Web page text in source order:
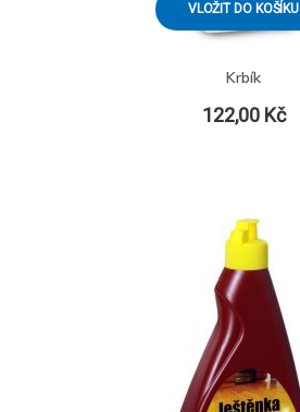
VLOŽIT DO KOŠÍKU
Krbík
122,00 Kč